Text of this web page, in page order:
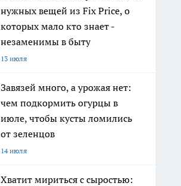
нужных вещей из Fix Price, о
которых мало кто знает -
незаменимы в быту
13 июля
Завязей много, а урожая нет:
чем подкормить огурцы в
июле, чтобы кусты ломились
от зеленцов
14 июля
Хватит мириться с сыростью: